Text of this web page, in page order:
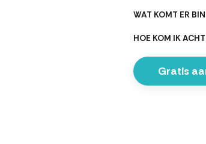
WAT KOMT ER
HOE KOM IK
Gratis